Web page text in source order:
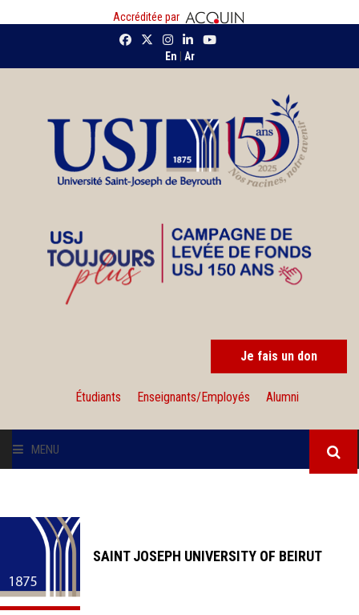
Accréditée par
En Ar
Je fais un don
Étudiants Enseignants/Employés Alumni
MENU
INSTITUTIONS
ADMISSION
SAINT JOSEPH UNIVERSITY OF BEIRUT